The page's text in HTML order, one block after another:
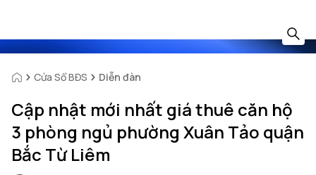
Cửa Sổ BĐS Diễn đàn
Cập nhật mới nhất giá thuê căn hộ
3 phòng ngủ phường Xuân Tảo quận
Bắc Từ Liêm